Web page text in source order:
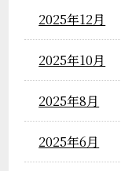
2025年12月
2025年10月
2025年8月
2025年6月